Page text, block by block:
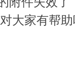
家有帮助